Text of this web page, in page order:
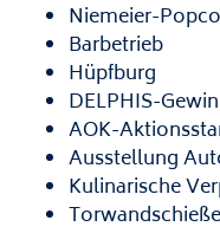
Niemeier-
Barbetrieb
Hüpfburg
DELPHIS-
AOK-
Ausstellung
Kulinarische